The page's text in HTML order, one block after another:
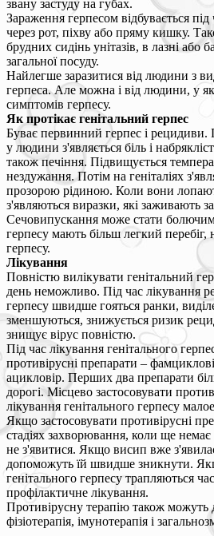
звану застуду на губах.
Зараження герпесом відбувається під
через рот, піхву або пряму кишку.
брудних сидінь унітазів, в лазні або
загальної посуду.
Найлегше заразитися від людини з
герпеса. Але можна і від людини, у
симптомів герпесу.
Як протікає генітальний герпес
Буває первинний герпес і рецидиви.
у людини з'являється біль і
також печіння. Підвищується
нездужання. Потім на геніталіях
прозорою рідиною. Коли вони
з'являються виразки, які заживають
Сечовипускання може стати
герпесу мають більш легкий перебіг,
герпесу.
Лікування
Повністю вилікувати генітальний
день неможливо. Під час лікування
герпесу швидше гояться ранки,
зменшуються, знижується ризик
знищує вірус повністю.
Під час лікування генітального
противірусні препарати –
ацикловір. Перших два препарати
дорогі. Місцево застосовувати
лікування генітального герпесу
Якщо застосовувати противірусні
стадіях захворювання, коли ще
не з'явитися. Якщо висип вже
допоможуть їй швидше зникнути.
генітального герпесу трапляються
профілактичне лікування.
Противірусну терапію також
фізіотерапія, імунотерапія і